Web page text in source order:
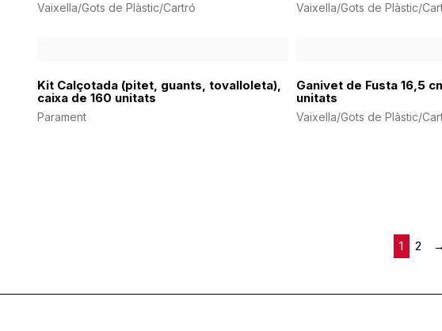
Vaixella/Gots de Plàstic/Cartró Vaixella/Gots de Plàstic/
Kit Calçotada (pitet, guants, tovalloleta),
caixa de 160 unitats
Parament
Ganivet de Fusta 16,5
unitats
Vaixella/Gots de Plàstic/
1 2 →